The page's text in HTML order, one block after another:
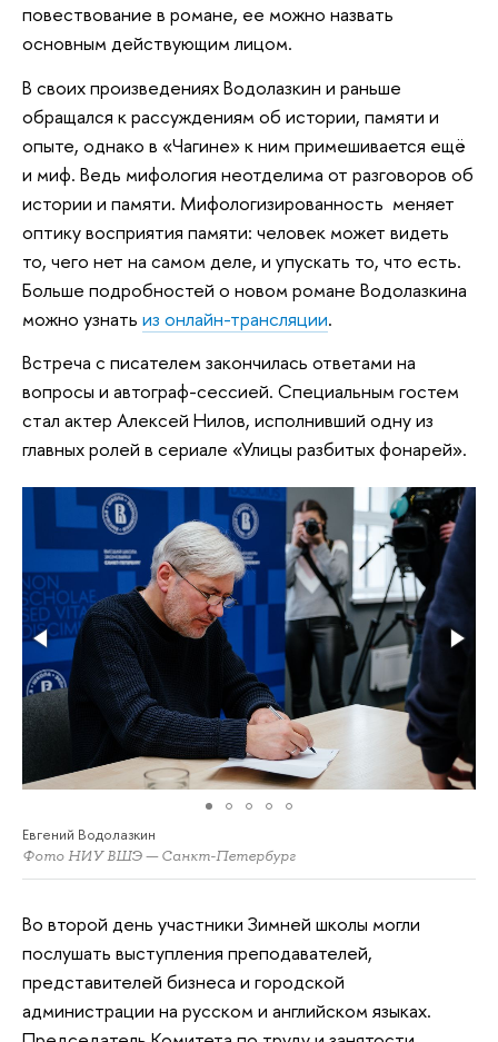
повествование в романе, ее можно назвать
основным действующим лицом.
В своих произведениях Водолазкин и раньше
обращался к рассуждениям об истории, памяти и
опыте, однако в «Чагине» к ним примешивается ещё
и миф. Ведь мифология неотделима от разговоров об
истории и памяти. Мифологизированность меняет
оптику восприятия памяти: человек может видеть
то, чего нет на самом деле, и упускать то, что есть.
Больше подробностей о новом романе Водолазкина
можно узнать из онлайн-трансляции.
Встреча с писателем закончилась ответами на
вопросы и автограф-сессией. Специальным гостем
стал актер Алексей Нилов, исполнивший одну из
главных ролей в сериале «Улицы разбитых фонарей».
Евгений Водолазкин
Фото НИУ ВШЭ — Санкт-Петербург
Во второй день участники Зимней школы могли
послушать выступления преподавателей,
представителей бизнеса и городской
администрации на русском и английском языках.